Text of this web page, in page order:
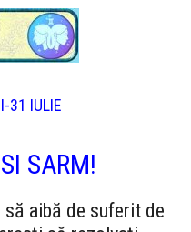
31 IULIE
SARM!
aibă de suferit de